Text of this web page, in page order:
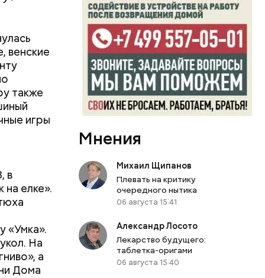
венские
также
игры
в
елке».
«Умка».
На
а
Дома
Мнения
Михаил Щипанов
Плевать на критику
очередного нытика
06 августа 15:41
Александр Лосото
Лекарство будущего:
таблетка-оригами
06 августа 15:40